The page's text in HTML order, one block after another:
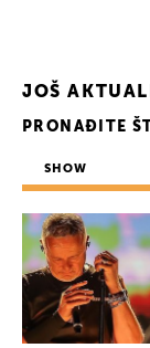
JOŠ
PRONAĐITE
SHOW